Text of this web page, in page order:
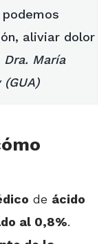
aliviar dolor
Dra. María
(GUA)
de ácido
al 0,8%.